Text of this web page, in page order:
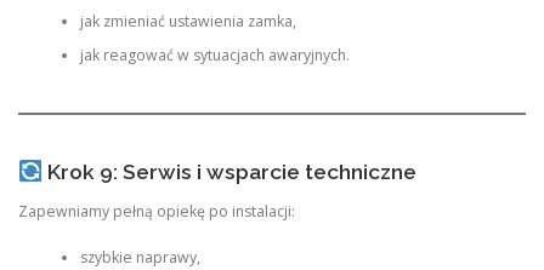
jak zmieniać ustawienia zamka,
jak reagować w sytuacjach awaryjnych.
Krok 9: Serwis i wsparcie techniczne
Zapewniamy pełną opiekę po instalacji:
szybkie naprawy,